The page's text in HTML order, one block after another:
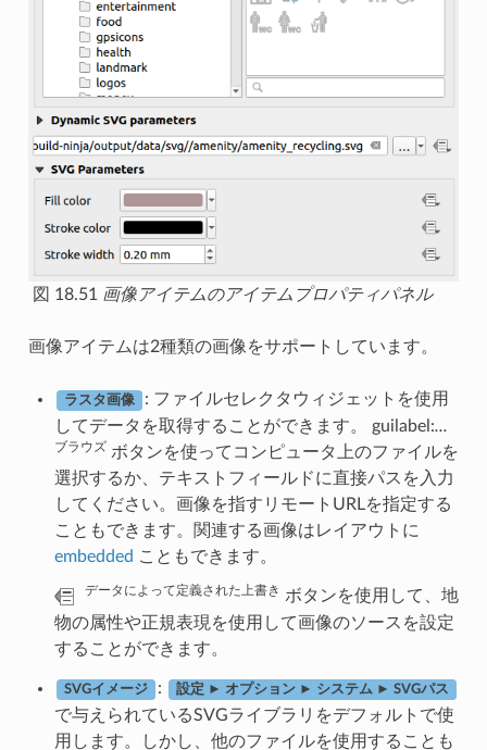
図 18.51 画像アイテムのアイテムプロパティパネル
画像アイテムは2種類の画像をサポートしています。
ラスタ画像
: ファイルセレクタウィジェットを使用
してデータを取得することができます。 guilabel:...
ブラウズ ボタンを使ってコンピュータ上のファイルを
選択するか、テキストフィールドに直接パスを入力
してください。画像を指すリモートURLを指定する
こともできます。関連する画像はレイアウトに
embedded こともできます。
データによって定義された上書き ボタンを使用して、地
物の属性や正規表現を使用して画像のソースを設定
することができます。
SVGイメージ : 設定 ► オプション ► システム ► SVGパス
で与えられているSVGライブラリをデフォルトで使
用します。しかし、他のファイルを使用することも